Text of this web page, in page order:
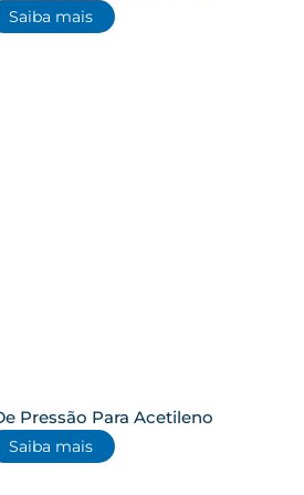
Saiba mais
Pressão Para Acetileno
Saiba mais